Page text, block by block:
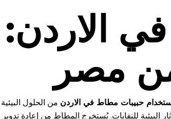
الاردن:
مصر
حبيبات مطاط في الاردن من الحلول البيئية
البيئية للنفايات. يُستخرج المطاط من إعادة تدوير